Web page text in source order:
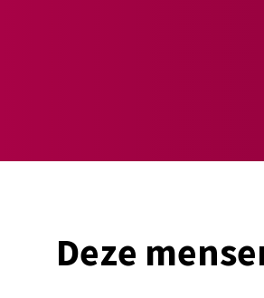
Deze